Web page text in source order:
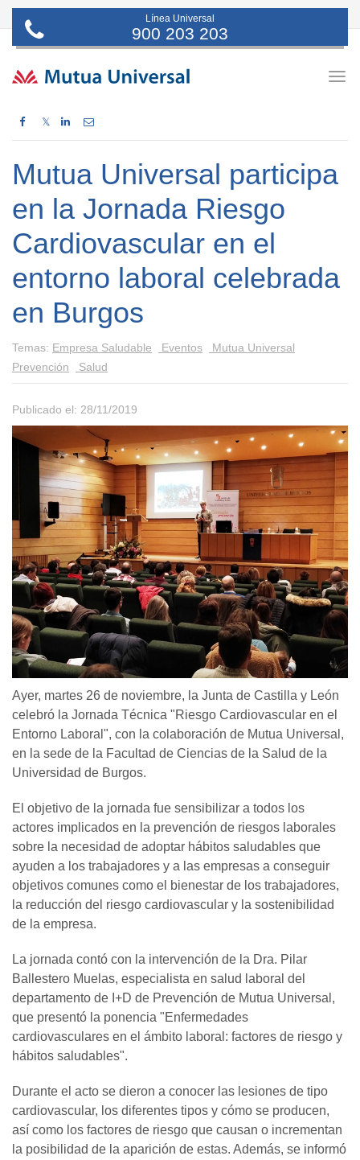
Línea Universal
900 203 203
𝕏
Mutua Universal participa
en la Jornada Riesgo
Cardiovascular en el
entorno laboral celebrada
en Burgos
Temas: Empresa Saludable Eventos
Mutua Universal
Prevención
Salud
Publicado el: 28/11/2019
Ayer, martes 26 de noviembre, la Junta de Castilla y León
celebró la Jornada Técnica "Riesgo Cardiovascular en el
Entorno Laboral", con la colaboración de Mutua Universal,
en la sede de la Facultad de Ciencias de la Salud de la
Universidad de Burgos.
El objetivo de la jornada fue sensibilizar a todos los
actores implicados en la prevención de riesgos laborales
sobre la necesidad de adoptar hábitos saludables que
ayuden a los trabajadores y a las empresas a conseguir
objetivos comunes como el bienestar de los trabajadores,
la reducción del riesgo cardiovascular y la sostenibilidad
de la empresa.
La jornada contó con la intervención de la Dra. Pilar
Ballestero Muelas, especialista en salud laboral del
departamento de I+D de Prevención de Mutua Universal,
que presentó la ponencia "Enfermedades
cardiovasculares en el ámbito laboral: factores de riesgo y
hábitos saludables".
Durante el acto se dieron a conocer las lesiones de tipo
cardiovascular, los diferentes tipos y cómo se producen,
así como los factores de riesgo que causan o incrementan
la posibilidad de la aparición de estas. Además, se informó